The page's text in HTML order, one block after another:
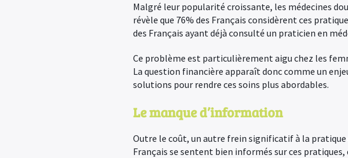
Malgré leur popularité croissante, les médecines
révèle que 76% des Français considèrent ces
des Français ayant déjà consulté un praticien en
Ce problème est particulièrement aigu chez les
La question financière apparaît donc comme un
solutions pour rendre ces soins plus abordables.
Le manque d’information
Outre le coût, un autre frein significatif à la pratique
Français se sentent bien informés sur ces